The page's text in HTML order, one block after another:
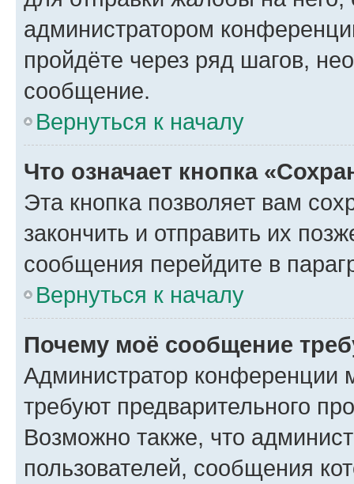
администратором
пройдёте через ряд шагов,
сообщение.
Вернуться к началу
Что означает кнопка
Эта кнопка позволяет вам
закончить и отправить их
сообщения перейдите в
Вернуться к началу
Почему моё сообщение
Администратор конференции
требуют предварительного
Возможно также, что
пользователей, сообщения